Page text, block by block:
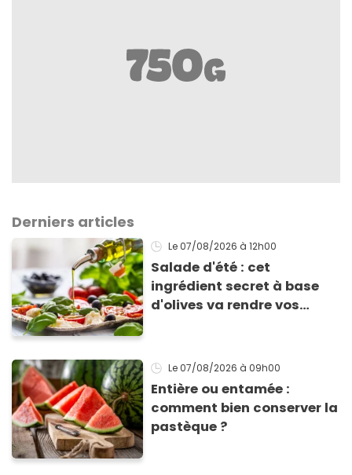
Derniers articles
Le 07/08/2026 à 12h00
Salade d'été : cet
ingrédient secret à base
d'olives va rendre vos
Le 07/08/2026 à 09h00
Entière ou entamée :
comment bien conserver la
pastèque ?